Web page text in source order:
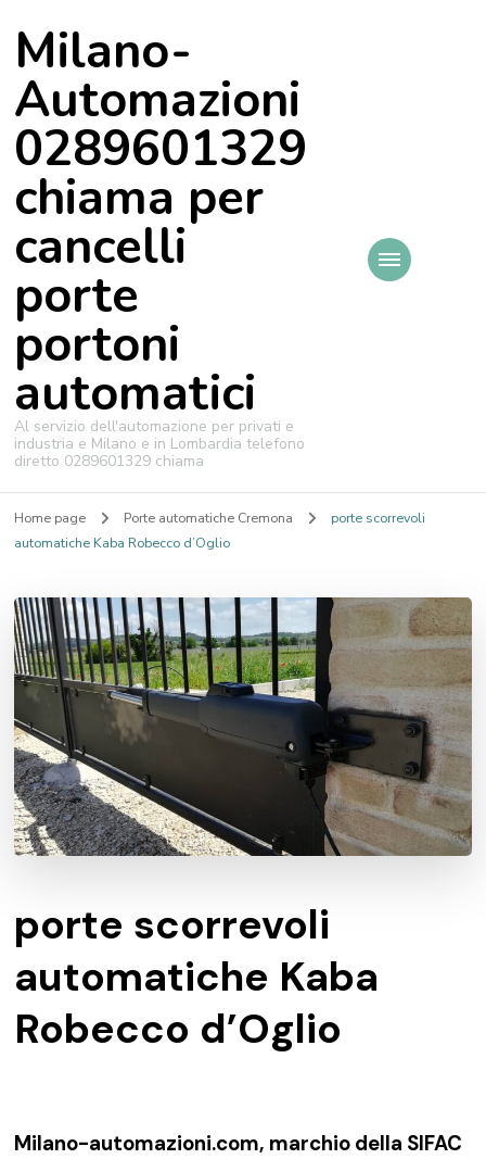
Milano-
Automazioni
0289601329
chiama per
cancelli
porte
portoni
automatici
Al servizio dell'automazione per privati e
industria e Milano e in Lombardia telefono
diretto 0289601329 chiama
Home page Porte automatiche Cremona
porte scorrevoli
automatiche Kaba Robecco d’Oglio
porte scorrevoli
automatiche Kaba
Robecco d’Oglio
Milano-automazioni.com, marchio della SIFAC